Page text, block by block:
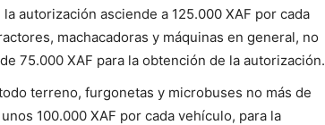
autorización asciende a 125.000 XAF por cada
machacadoras y máquinas en general, no
75.000 XAF para la obtención de la autorización.
terreno, furgonetas y microbuses no más de
100.000 XAF por cada vehículo, para la